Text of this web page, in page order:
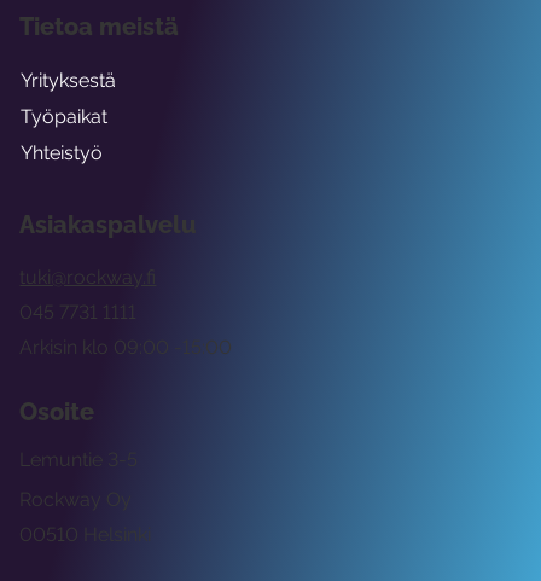
Asiakaspalvelu
tuki@rockway.fi
Arkisin klo 09:00 -15:00
045 7731 1111
Osoite
Rockway Oy
Lemuntie 3-5
00510 Helsinki
Tietoa meistä
Yrityksestä
Työpaikat
Yhteistyö